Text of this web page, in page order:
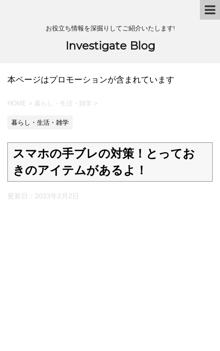
お役立ち情報を深掘りしてご紹介いたします!
Investigate Blog
本ページはプロモーションが含まれています
HOME > 暮らし・生活・雑学 >
暮らし・生活・雑学
スマホの手ブレの対策！とってお
きのアイテムがあるよ！
更新日： 2023年2月2日